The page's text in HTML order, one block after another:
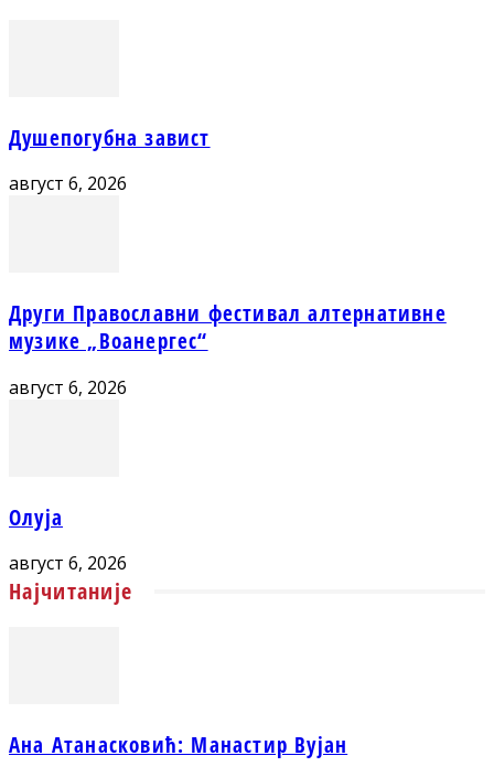
Душепогубна завист
август 6, 2026
Други Православни фестивал алтернативне
музике „Воанергес“
август 6, 2026
Олуја
август 6, 2026
Најчитаније
Ана Атанасковић: Манастир Вујан